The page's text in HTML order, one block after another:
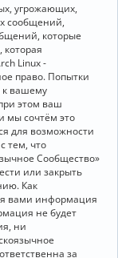
угрожающих,
сообщений,
которые
Linux -
право. Попытки
к вашему
этом ваш
мы сочтём это
для возможности
тем, что
Сообщество»
или закрыть
Как
вами информация
не будет
ни
за